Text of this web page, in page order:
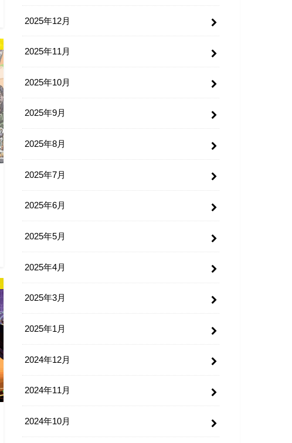
2025年12月
2025年11月
2025年10月
2025年9月
2025年8月
2025年7月
2025年6月
2025年5月
2025年4月
2025年3月
2025年1月
2024年12月
2024年11月
2024年10月